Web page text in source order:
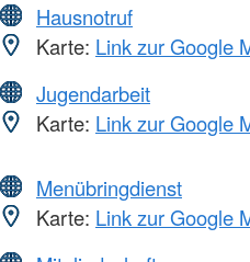
Hausnotruf
Karte: Link zur Google
Jugendarbeit
Karte: Link zur Google
Menübringdienst
Karte: Link zur Google